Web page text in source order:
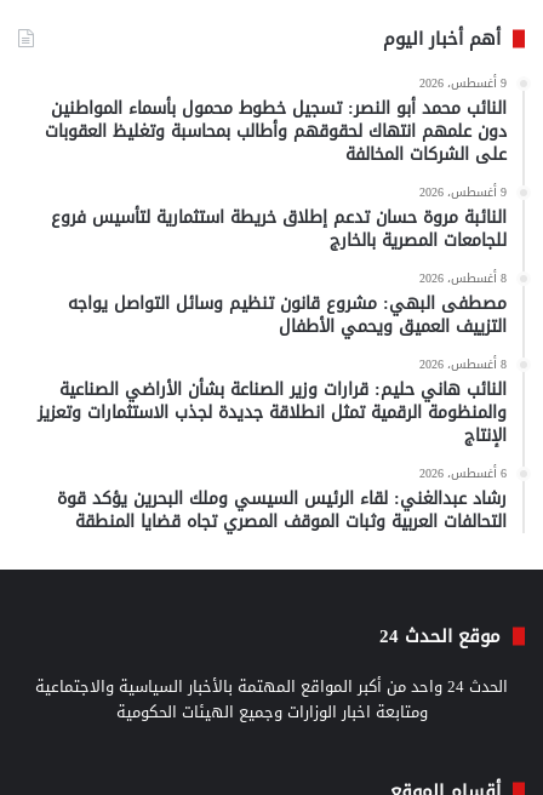
أهم أخبار اليوم
9 أغسطس، 2026
النائب محمد أبو النصر: تسجيل خطوط محمول بأسماء المواطنين
دون علمهم انتهاك لحقوقهم وأطالب بمحاسبة وتغليظ العقوبات
على الشركات المخالفة
9 أغسطس، 2026
النائبة مروة حسان تدعم إطلاق خريطة استثمارية لتأسيس فروع
للجامعات المصرية بالخارج
8 أغسطس، 2026
مصطفى البهي: مشروع قانون تنظيم وسائل التواصل يواجه
التزييف العميق ويحمي الأطفال
8 أغسطس، 2026
النائب هاني حليم: قرارات وزير الصناعة بشأن الأراضي الصناعية
والمنظومة الرقمية تمثل انطلاقة جديدة لجذب الاستثمارات وتعزيز
الإنتاج
6 أغسطس، 2026
رشاد عبدالغني: لقاء الرئيس السيسي وملك البحرين يؤكد قوة
التحالفات العربية وثبات الموقف المصري تجاه قضايا المنطقة
موقع الحدث 24
الحدث 24 واحد من أكبر المواقع المهتمة بالأخبار السياسية والاجتماعية
ومتابعة اخبار الوزارات وجميع الهيئات الحكومية